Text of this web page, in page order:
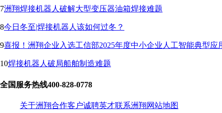
7洲翔焊接机器人破解大型变压器油箱焊接难题
8今日冬至|焊接机器人该如何过冬？
9喜报！洲翔企业入选工信部2025年度中小企业人工智能典型应
10焊接机器人破局船舶制造难题
全国服务热线400-828-0778
关于洲翔合作客户诚聘英才联系洲翔网站地图